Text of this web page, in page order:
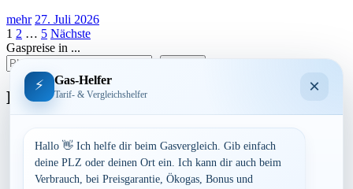
mehr 27. Juli 2026
Seitennummerierung
der
Beiträge
1 2 … 5 Nächste
Gaspreise in ...
Bundesland
Bayern
Berlin
Brandenburg
⚡ Gas-Helfer
Tarif- & Vergleichshelfer ×
Hallo 👋 Ich helfe dir beim Gasvergleich. Gib einfach
deine PLZ oder deinen Ort ein. Ich kann dir auch beim
Verbrauch, bei Preisgarantie, Ökogas, Bonus und